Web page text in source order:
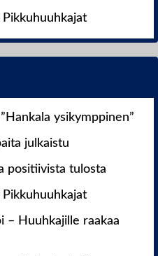
Pikkuhuuhkajat
ysikymppinen”
julkaistu
positiivista tulosta
Pikkuhuuhkajat
– Huuhkajille raakaa